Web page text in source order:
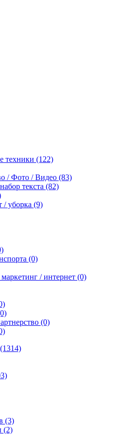
техники (122)
/ Фото / Видео (83)
текста (82)
/ уборка (9)
(0)
/ интернет (0)
(0)
(1314)
(3)
(2)